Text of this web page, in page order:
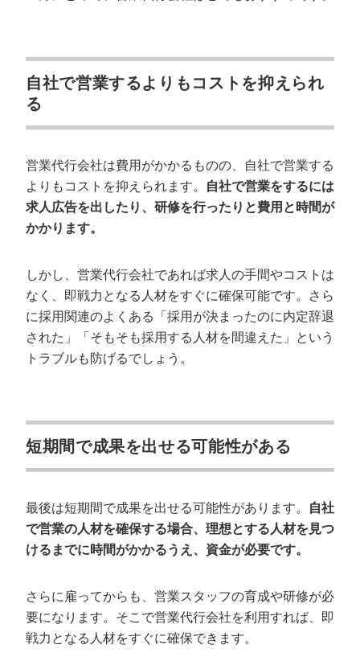
自社で営業するよりもコストを抑えられ
る
営業代行会社は費用がかかるものの、自社で営業する
よりもコストを抑えられます。
自社で営業をするには
求人広告を出したり、研修を行ったりと費用と時間が
かかります。
しかし、営業代行会社であれば求人の手間やコストは
なく、即戦力となる人材をすぐに確保可能です。さら
に採用関連のよくある「採用が決まったのに内定辞退
された」「そもそも採用する人材を間違えた」という
トラブルも防げるでしょう。
短期間で成果を出せる可能性がある
最後は短期間で成果を出せる可能性があります。
自社
で営業の人材を確保する場合、理想とする人材を見つ
けるまでに時間がかかるうえ、資金が必要です。
さらに雇ってからも、営業スタッフの育成や研修が必
要になります。そこで営業代行会社を利用すれば、即
戦力となる人材をすぐに確保できます。